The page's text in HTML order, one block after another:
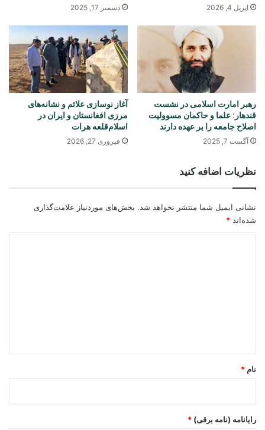
اپریل 4, 2026 دسمبر 17, 2025
رهبر امارت اسلامی در نشست
قندهار: علما و حاکمان مسوولیت
اصلاح جامعه را بر عهده دارند
آگست 7, 2025
آغاز نوسازی علائم و نشانه‌های
مرزی افغانستان و ایران در
اسلام‌قلعه هرات
فبروری 27, 2026
نظریات اضافه کنید
نشانی ایمیل شما منتشر نخواهد شد. بخش‌های موردنیاز علامت‌گذاری
شده‌اند *
نام *
رایانامه (نامه برقی) *